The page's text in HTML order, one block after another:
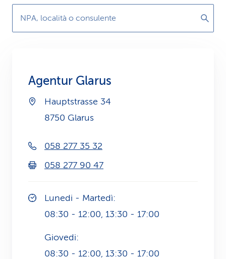
n
t
i
s
z
NPA, località o consulente
Agentur Glarus
Hauptstrasse 34
8750 Glarus
058 277 35 32
058 277 90 47
Lunedi - Martedì:
08:30 - 12:00, 13:30 - 17:00
Giovedi:
08:30 - 12:00, 13:30 - 17:00